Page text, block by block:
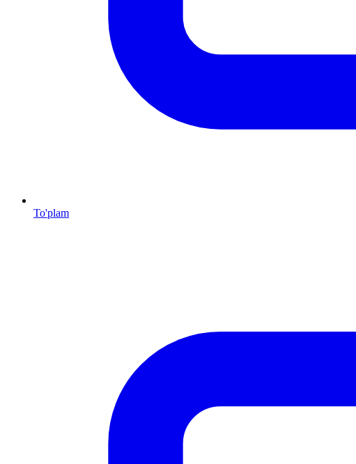
To'plam